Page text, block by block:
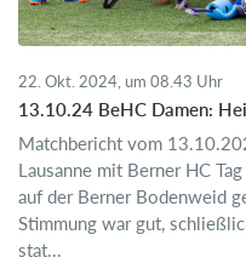
22. Okt. 2024, um 08.43 Uhr
13.10.24 BeHC Damen:
Matchbericht vom
Lausanne mit Berner HC
auf der Berner Bodenweid
Stimmung war gut,
stat...